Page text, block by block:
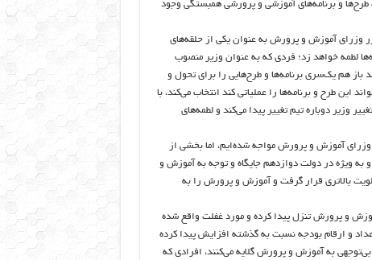
طرح‌ها و برنامه‌های آموزشی و پرورشی همبستگی وجود
وزرای آموزش و پرورش به عنوان یکی از حلقه‌های
لطمه خواهد زد؛ فردی که به عنوان وزیر منصوب
هم یک‌سری برنامه‌ها و طرح‌هایی را برای تحول و
این طرح و برنامه‌ها را عملیاتی کند انتخاب می‌کند، با
وزیر دوباره تیم تغییر پیدا می‌کند و لطمه‌های
وزرای آموزش و پرورش مواجه شده‌ایم، اما بخشی از
به ویژه در دولت دوازدهم جایگاه و توجه به آموزش و
بالاتری قرار گرفت و آموزش و پرورش را به
و پرورش تنزل پیدا کرده و مورد غفلت واقع شده
و ارقام بودجه نسبت به گذشته افزایش پیدا کرده
به آموزش و پرورش گلایه می‌کنند، افرادی که